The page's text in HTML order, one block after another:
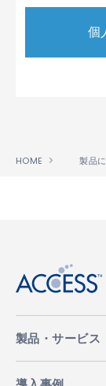
また
個
個人
法
1.2
的には、次
り扱います。
HOME 製品
製品・サービス